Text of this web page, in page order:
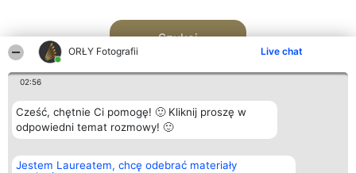
ORŁY Fotografii Live chat
02:56
Cześć, chętnie Ci pomogę! 🙂 Kliknij proszę w
odpowiedni temat rozmowy! 🙂
Jestem Laureatem, chcę odebrać materiały
Szukaj
Organizator plebiscytu
Bright Side Solutions sp. z o.
Plebiscyt
Laureaci
Kontakt
Kontakt